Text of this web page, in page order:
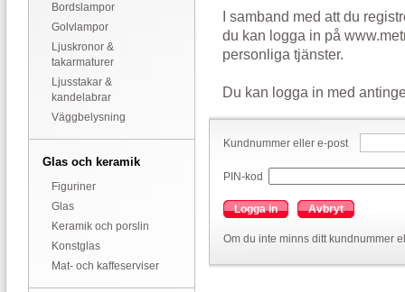
Bordslampor
Golvlampor
Ljuskronor &
takarmaturer
Ljusstakar &
kandelabrar
Väggbelysning
Glas och keramik
Figuriner
Glas
Keramik och porslin
Konstglas
Mat- och kaffeserviser
I samband med att du
du kan logga in på
personliga tjänster.
Du kan logga in med
Kundnummer eller e-post
PIN-kod
Logga in Avbryt
Om du inte minns ditt kundnummer